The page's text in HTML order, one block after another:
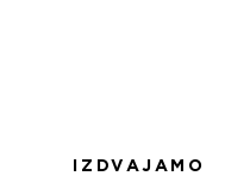
IZDVAJAMO